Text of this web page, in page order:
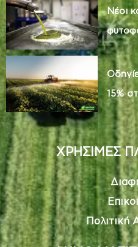
Νέοι
15%
ΧΡΗΣΙΜΕΣ
Πολιτική